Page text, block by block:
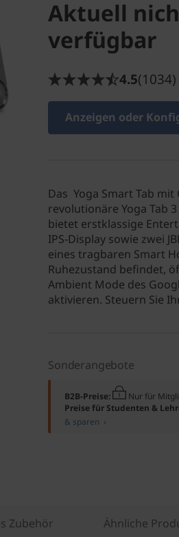
Aktuell
verfügbar
4.5(1034)
Anzeigen oder
Das Yoga Smart Tab
revolutionäre Yoga Tab
bietet erstklassige
IPS-Display sowie zwei
eines tragbaren Smart
Ruhezustand befindet,
Ambient Mode des
aktivieren. Steuern Sie
Sonderangebote
B2B-Preise: Nur für
Preise für Studenten &
& sparen ›
Zubehör Ähnliche